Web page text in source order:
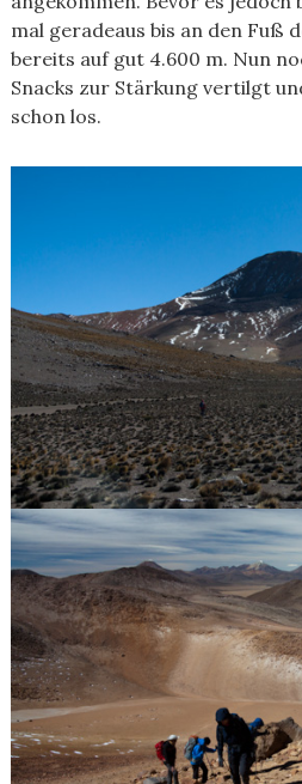
mal geradeaus bis an den Fuß
bereits auf gut 4.600 m. Nun
Snacks zur Stärkung vertilgt
schon los.